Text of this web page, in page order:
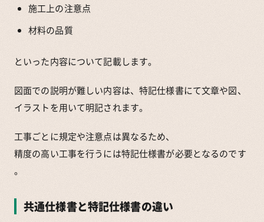
施工上の注意点
材料の品質
といった内容について記載します。
図面での説明が難しい内容は、特記仕様書にて文章や図、
イラストを用いて明記されます。
工事ごとに規定や注意点は異なるため、
精度の高い工事を行うには特記仕様書が必要となるのです
。
共通仕様書と特記仕様書の違い